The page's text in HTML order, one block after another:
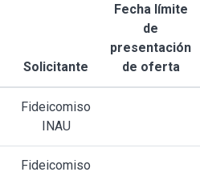
Solicitante
Fecha límite
de
presentación
de oferta
Fideicomiso
INAU
Fideicomiso